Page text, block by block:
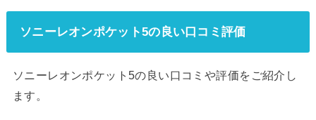
ソニーレオンポケット5の良い口コミ評価
ソニーレオンポケット5の良い口コミや評価をご紹介し
ます。